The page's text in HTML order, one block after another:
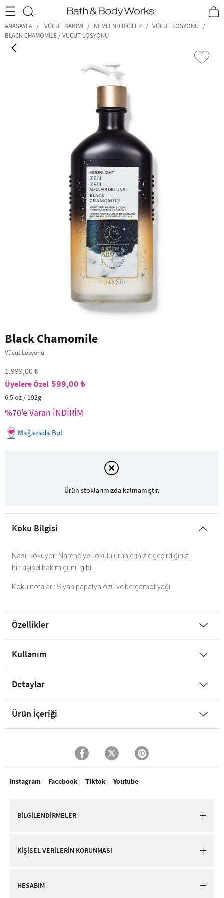
•2200₺ ve Üzeri Kargo Ücretsiz!• *Promosyon Detayları
ANASAYFA VÜCUT BAKIMI NEMLENDIRICILER
VÜCUT LOSYONU
BLACK CHAMOMILE / VÜCUT LOSYONU
Black Chamomile
Vücut Losyonu
1.999,00 ₺
599,00 ₺
6.5 oz / 192g
%70'e Varan İNDİRİM
Mağazada Bul
Ürün stoklarımızda kalmamıştır.
Koku Bilgisi
Nasıl kokuyor: Narenciye kokulu ürünlerinizle geçirdiğiniz
bir kişisel bakım günü gibi.
Koku notaları: Siyah papatya özü ve bergamot yağı.
Özellikler
Kullanım
Detaylar
Ürün İçeriği
Instagram Facebook Tiktok Youtube
BİLGİLENDİRMELER
KİŞİSEL VERİLERİN KORUNMASI
HESABIM